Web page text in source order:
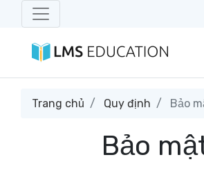
Trang chủ Quy định Bảo
Bảo